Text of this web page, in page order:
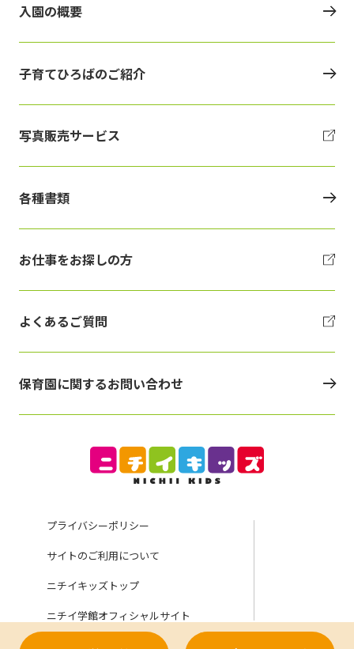
プライバシーポリシー
サイトのご利用について
ニチイキッズトップ
ニチイ学館オフィシャルサイト
入園の概要
子育てひろばのご紹介
写真販売サービス
各種書類
お仕事をお探しの方
よくあるご質問
保育園に関するお問い合わせ